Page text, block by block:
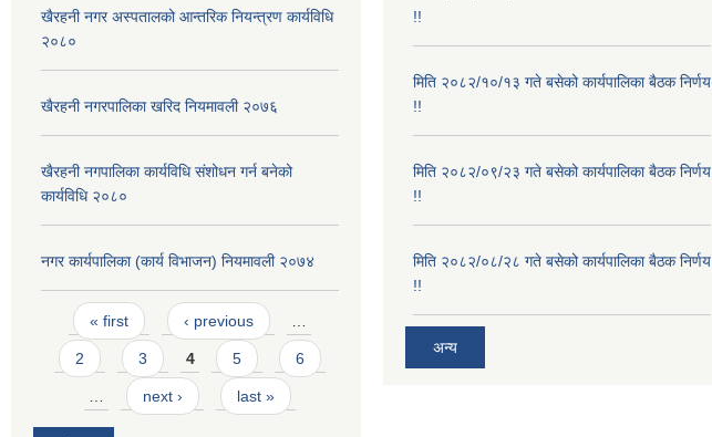
खैरहनी नगर अस्पतालको आन्तरिक नियन्त्रण कार्यविधि
२०८०
खैरहनी नगरपालिका खरिद नियमावली २०७६
खैरहनी नगपालिका कार्यविधि संशोधन गर्न बनेको
कार्यविधि २०८०
नगर कार्यपालिका (कार्य विभाजन) नियमावली २०७४
Pages
« first ‹ previous …
2 3 4 5 6
… next › last »
!!
मिति २०८२/१०/१३ गते बसेको कार्यपालिका बैठक निर्णय
!!
मिति २०८२/०९/२३ गते बसेको कार्यपालिका बैठक निर्णय
!!
मिति २०८२/०८/२८ गते बसेको कार्यपालिका बैठक निर्णय
!!
अन्य